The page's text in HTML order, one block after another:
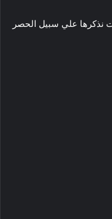
نذكرها علي سبيل الحصر